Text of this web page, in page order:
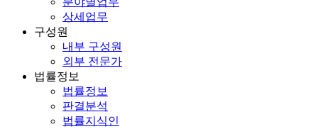
상세업무
구성원
내부 구성원
외부 전문가
법률정보
법률정보
판결분석
법률지식인